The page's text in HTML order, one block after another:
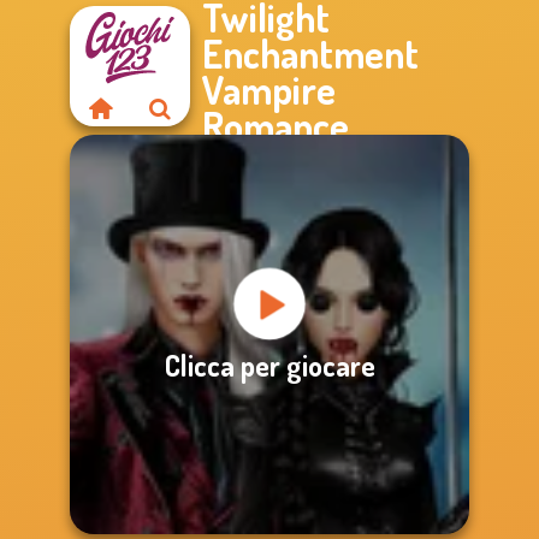
Twilight
Enchantment
Vampire
Romance
Clicca per giocare